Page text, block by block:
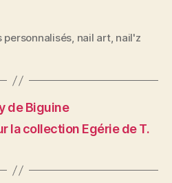
personnalisés, nail art, nail'z
de Biguine
la collection Egérie de T.